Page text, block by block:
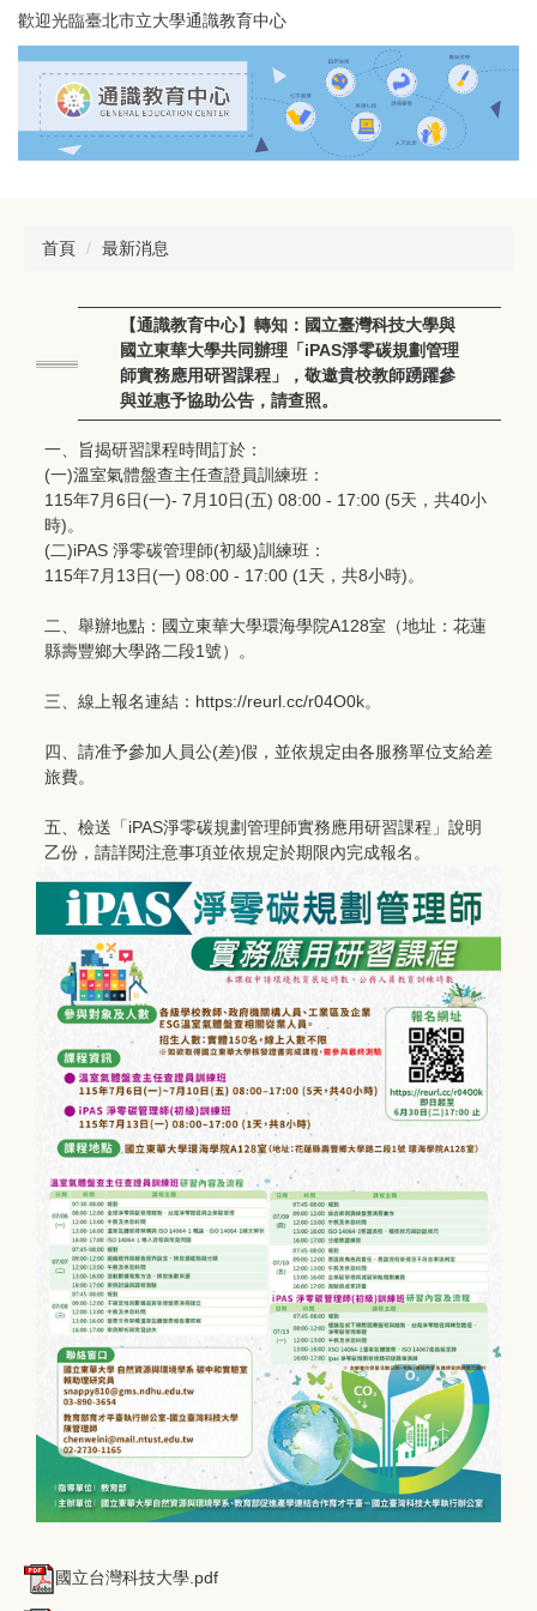
跳
到
主
歡迎光臨臺北市立大學通識教育中心
首頁 最新消息
【通識教育中心】轉知：國立臺灣科技大學與
國立東華大學共同辦理「iPAS淨零碳規劃管理
師實務應用研習課程」，敬邀貴校教師踴躍參
與並惠予協助公告，請查照。
一、旨揭研習課程時間訂於：
(一)溫室氣體盤查主任查證員訓練班：
115年7月6日(一)- 7月10日(五) 08:00 - 17:00 (5天，共40小
時)。
(二)iPAS 淨零碳管理師(初級)訓練班：
115年7月13日(一) 08:00 - 17:00 (1天，共8小時)。
二、舉辦地點：國立東華大學環海學院A128室（地址：花蓮
縣壽豐鄉大學路二段1號）。
三、線上報名連結：https://reurl.cc/r04O0k。
四、請准予參加人員公(差)假，並依規定由各服務單位支給差
旅費。
五、檢送「iPAS淨零碳規劃管理師實務應用研習課程」說明
乙份，請詳閱注意事項並依規定於期限內完成報名。
國立台灣科技大學.pdf